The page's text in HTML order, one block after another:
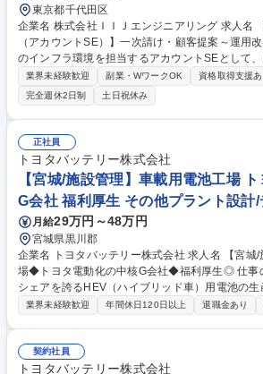
東京都千代田区
企業名 株式会社ＩＩＪエンジニアリング 求人名 【インフラエンジニア
（アカウントSE）】一次請け・顧客提案～運用改善 仕事の内容 特定
のインフラ環境を担当するアカウントSEとして
用および運用改善、プロジェクト対応をお任せし
査、新要件に対する検証、システムリプレース等に携わ
型運用ではなく、顧客への改善提案や、案件によ
まで担当できるポジションです。 ■システム構成
■技術調査・新要件に対する検証業務 ■システム
客への改善提案、要件調整 ■案件に応じた設計・
技術支援 募集職種 【インフラエンジニア（アカウントSE）】一次請け・
顧客提案～運用改善
業界未経験歓迎 副業・WワークOK 資格取得支援あ
完全週休2日制
土日祝休み
正社員
トヨタバッテリー株式会社
【宮城/施設管理】車載用電池工場
G会社 福利厚生 その他プラント設計
月給29万円～48万円
宮城県黒川郡
企業名 トヨタバッテリー株式会社 求人名 【宮城/施設管理】車載用電池工
場◆トヨタ電動化の中核G会社◆福利厚生◎ 仕事の内容 世界トップクラス
シェアを誇るHEV（ハイブリッド車）用電池の
いて、工場インフラ設備の安定稼働およびカーボ
定および実行、設備点検・保全計画の立案と管理
備、建築設備、消防設備、給排水設備、ユーティ
業界未経験歓迎 年間休日120日以上 退職金あり
契約社員
トヨタバッテリー株式会社